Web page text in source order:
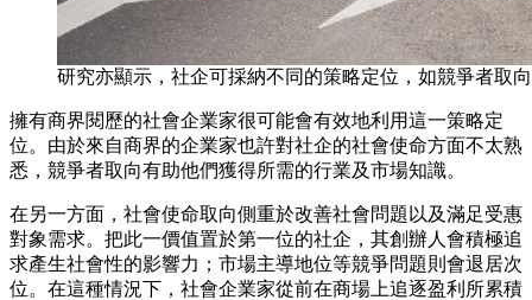
研究亦顯示，社企可採納不同的策略定位，如競爭者取
擁有商界閱歷的社會企業家很可能會有效地利用這一策略定
位。由於來自商界的企業家也許對社企的社會使命方面不太熟
悉，競爭者取向有助他們獲得所需的行業及市場知識。
在另一方面，社會使命取向側重於改善社會問題以及滿足受惠
對象需求。把此一價值置於第一位的社企，其創辦人會積極追
求產生社會性的影響力；市場主導地位等競爭問題則會退居次
位。在這種情況下，社會企業家從前在商場上追逐盈利所累積